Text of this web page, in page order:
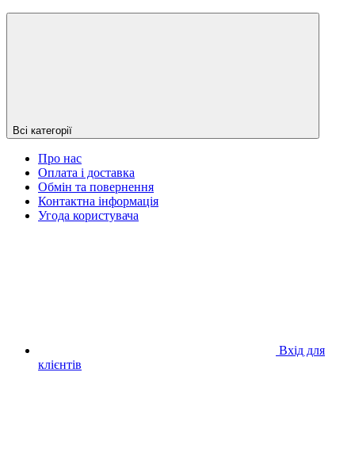
Всі категорії
Про нас
Оплата і доставка
Обмін та повернення
Контактна інформація
Угода користувача
Вхід для
клієнтів